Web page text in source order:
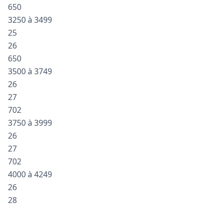
650
3250 à 3499
25
26
650
3500 à 3749
26
27
702
3750 à 3999
26
27
702
4000 à 4249
26
28